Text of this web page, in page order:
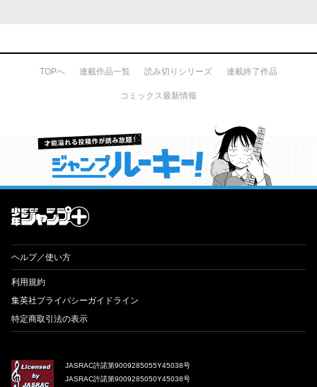
TOPへ 連載作品一覧 読み切りシリーズ 連載終了作品
コミックス最新情報
才能溢れる投稿作が読み放題！ ジャンプルーキー！
ヘルプ／使い方
利用規約
集英社プライバシーガイドライン
特定商取引法の表示
JASRAC許諾第9009285055Y45038号
JASRAC許諾第9009285050Y45038号